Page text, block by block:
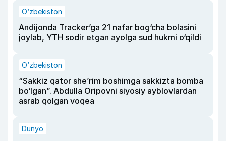
O‘zbekiston
Andijonda Tracker’ga 21 nafar bog‘cha bolasini
joylab, YTH sodir etgan ayolga sud hukmi o‘qildi
O‘zbekiston
“Sakkiz qator she’rim boshimga sakkizta bomba
bo‘lgan”. Abdulla Oripovni siyosiy ayblovlardan
asrab qolgan voqea
Dunyo